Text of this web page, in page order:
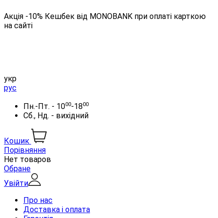
Акція -10% Кешбек від MONOBANK при оплаті карткою
на сайті
укр
рус
Пн.-Пт. - 1000-1800
Сб., Нд. - вихідний
Кошик
Порівняння
Нет товаров
Обране
Увійти
Про нас
Доставка і оплата